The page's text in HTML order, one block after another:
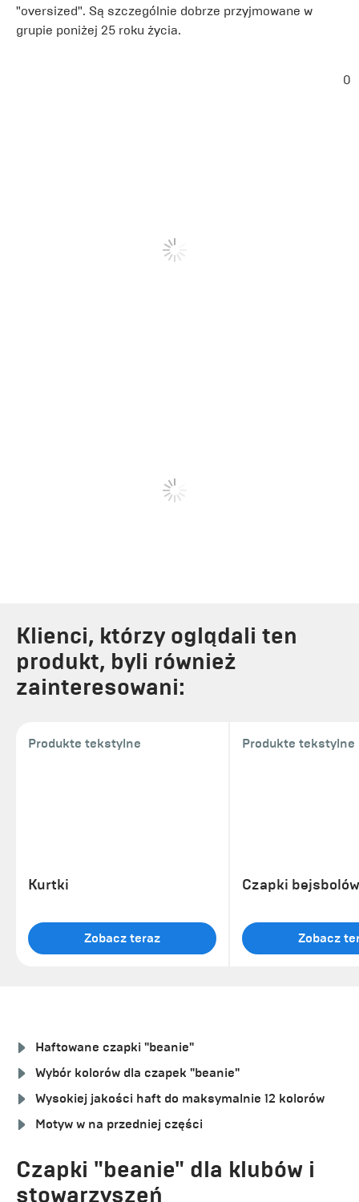
"oversized". Są szczególnie dobrze przyjmowane w
grupie poniżej 25 roku życia.
0
Klienci, którzy oglądali ten
produkt, byli również
zainteresowani:
Produkte tekstylne
Kurtki
Zobacz teraz
Produkte tekstylne
Czapki
Zobacz
Haftowane czapki "beanie"
Wybór kolorów dla czapek "beanie"
Wysokiej jakości haft do maksymalnie 12 kolorów
Motyw w na przedniej części
Czapki "beanie" dla klubów i
stowarzyszeń